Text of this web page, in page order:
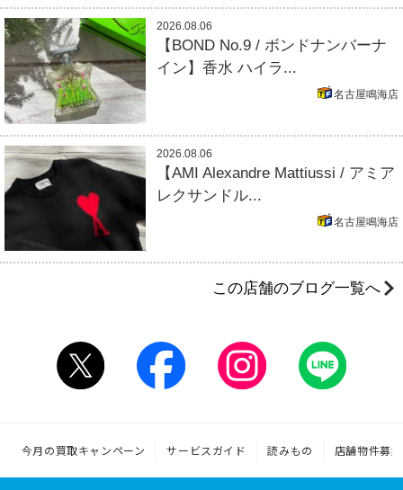
2026.08.06
【BOND No.9 / ボンドナンバーナ
イン】香水 ハイラ...
名古屋鳴海店
2026.08.06
【AMI Alexandre Mattiussi / アミア
レクサンドル...
名古屋鳴海店
この店舗のブログ一覧へ
今月の買取キャンペーン サービスガイド 読みもの 店舗物件募集